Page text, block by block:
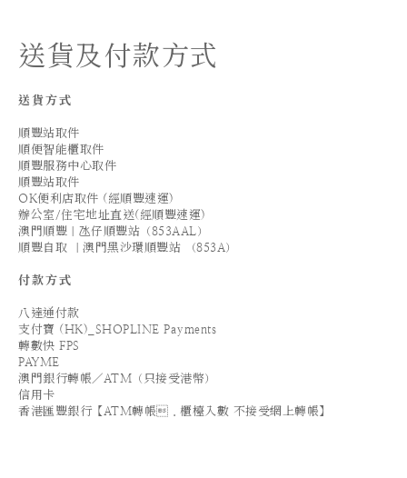
送貨及付款方式
送貨方式
順豐站取件
順便智能櫃取件
順豐服務中心取件
順豐站取件
OK便利店取件 (經順豐速運)
辦公室/住宅地址直送(經順豐速運)
澳門順豐｜氹仔順豐站（853AAL）
順豐自取 ｜澳門黑沙環順豐站 （853A）
付款方式
八達通付款
支付寶 (HK)_SHOPLINE Payments
轉數快 FPS
PAYME
澳門銀行轉帳／ATM（只接受港幣）
信用卡
香港匯豐銀行【ATM轉帳．櫃檯入數 不接受網上轉帳】